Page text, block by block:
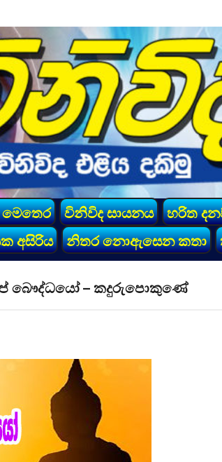
විනිවිද සායනය හරිත
අසිරිය නිතර නොඇසෙන කතා
බෞද්ධයෝ – කදුරුපොකුණේ